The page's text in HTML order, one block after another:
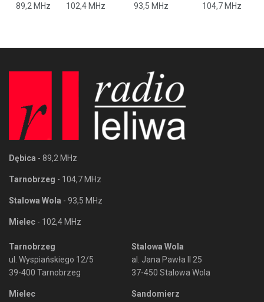
89,2 MHz
102,4 MHz 93,5 MHz 104,7 MHz
Dębica - 89,2 MHz
Tarnobrzeg - 104,7 MHz
Stalowa Wola - 93,5 MHz
Mielec - 102,4 MHz
Tarnobrzeg
ul. Wyspiańskiego 12/5
39-400 Tarnobrzeg
Mielec
Stalowa Wola
al. Jana Pawła II 25
37-450 Stalowa Wola
Sandomierz